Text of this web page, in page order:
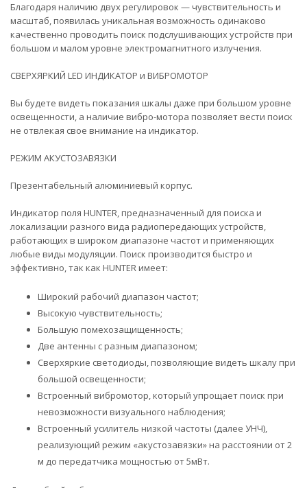
Благодаря наличию двух регулировок — чувствительность и
масштаб, появилась уникальная возможность одинаково
качественно проводить поиск подслушивающих устройств при
большом и малом уровне электромагнитного излучения.
СВЕРХЯРКИЙ LED ИНДИКАТОР и ВИБРОМОТОР
Вы будете видеть показания шкалы даже при большом уровне
освещенности, а наличие вибро-мотора позволяет вести поиск
не отвлекая свое внимание на индикатор.
РЕЖИМ АКУСТОЗАВЯЗКИ
Презентабельный алюминиевый корпус.
Индикатор поля HUNTER, предназначенный для поиска и
локализации разного вида радиопередающих устройств,
работающих в широком диапазоне частот и применяющих
любые виды модуляции. Поиск производится быстро и
эффективно, так как HUNTER имеет:
Широкий рабочий диапазон частот;
Высокую чувствительность;
Большую помехозащищенность;
Две антенны с разным диапазоном;
Сверхяркие светодиоды, позволяющие видеть шкалу при
большой освещенности;
Встроенный вибромотор, который упрощает поиск при
невозможности визуального наблюдения;
Встроенный усилитель низкой частоты (далее УНЧ),
реализующий режим «акустозавязки» на расстоянии от 2
м до передатчика мощностью от 5мВт.